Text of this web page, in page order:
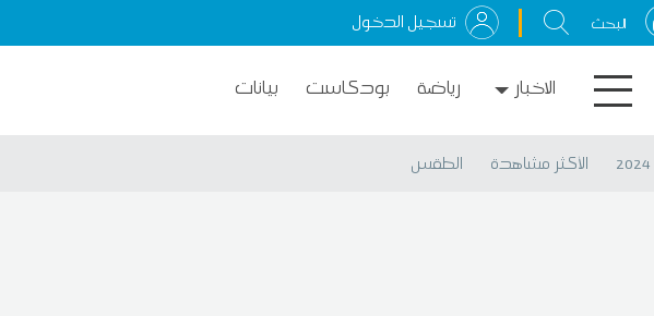
تسجيل الدخول
الاخبار رياضة بودكاست بيانات
الأكثر مشاهدة الطقس